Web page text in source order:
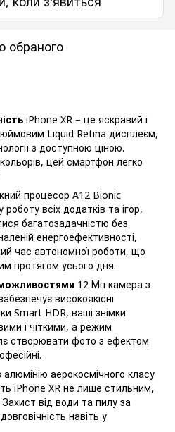
обраного
iPhone XR – це яскравий і
Liquid Retina дисплеєм,
з доступною ціною.
цей смартфон легко
процесор A12 Bionic
всіх додатків та ігор,
багатозадачністю без
енергоефективності,
час автономної роботи, що
протягом усього дня.
12 Мп камера з
високоякісні
Smart HDR, ваші знімки
і чіткими, а режим
створювати фото з ефектом
алюмінію аерокосмічного класу
iPhone XR не лише стильним,
від води та пилу за
навіть у